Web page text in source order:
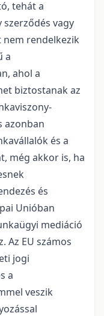
tehát a
vagy
rendelkezik
a
ahol a
biztostanak az
azonban
és a
még akkor is, ha
és
Unióban
mediáció
Az EU számos
jogi
a
veszik